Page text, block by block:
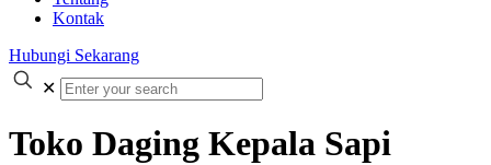
Kontak
Hubungi Sekarang
✕
Toko Daging Kepala Sapi